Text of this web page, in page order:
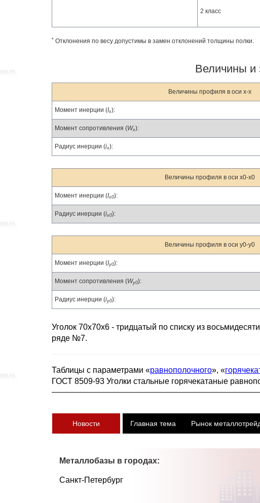
2 класс
* Отклонения по весу допустимы в замен отклонений толщины полки.
Величины и
Величины профиля в оси x-x
Момент инерции (Ix):
Момент сопротивления (Wx):
Радиус инерции (ix):
Величины профиля в оси x0-x0
Момент инерции (Ix0):
Радиус инерции (ix0):
Величины профиля в оси y0-y0
Момент инерции (Iy0):
Момент сопротивления (Wy0):
Радиус инерции (iy0):
Уголок 70х70х6 - тридцатый по списку из
ряде №7.
Таблицы с параметрами «равнополочного», «
ГОСТ 8509-93 Уголки стальные горячекатаные
Новости Главная тема Рынок
Металлобазы в городах:
Санкт-Петербург